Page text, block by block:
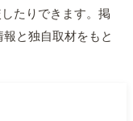
たりできます。掲
と独自取材をもと